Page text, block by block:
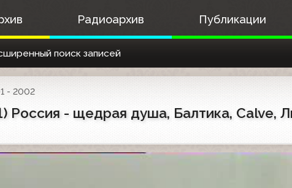
Радиоархив Публикации
поиск записей
- 2002
Россия - щедрая душа, Балтика, Calve,